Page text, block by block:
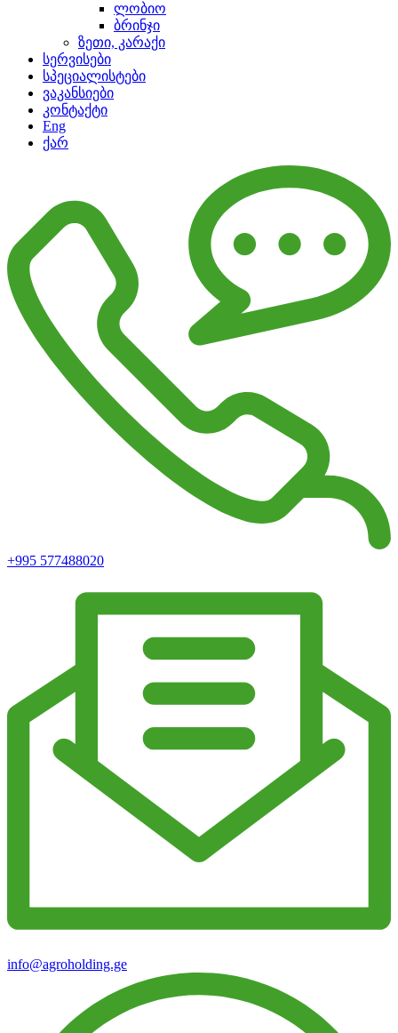
ლობიო
ბრინჯი
ზეთი, კარაქი
სერვისები
სპეციალისტები
ვაკანსიები
კონტაქტი
Eng
ქარ
+995 577488020
info@agroholding.ge